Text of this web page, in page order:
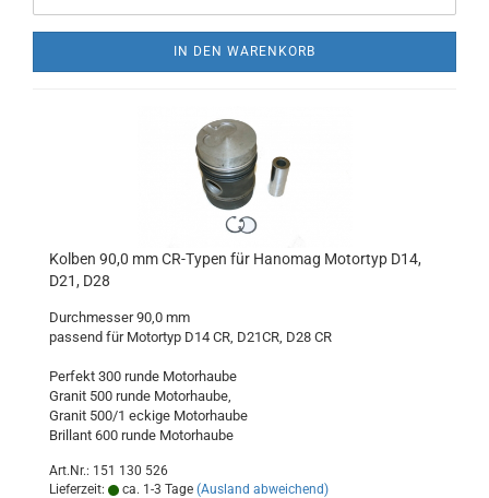
IN DEN WARENKORB
Kolben 90,0 mm CR-Typen für Hanomag Motortyp D14,
D21, D28
Durchmesser 90,0 mm
passend für Motortyp D14 CR, D21CR, D28 CR
Perfekt 300 runde Motorhaube
Granit 500 runde Motorhaube,
Granit 500/1 eckige Motorhaube
Brillant 600 runde Motorhaube
Art.Nr.: 151 130 526
Lieferzeit:
ca. 1-3 Tage (Ausland abweichend)